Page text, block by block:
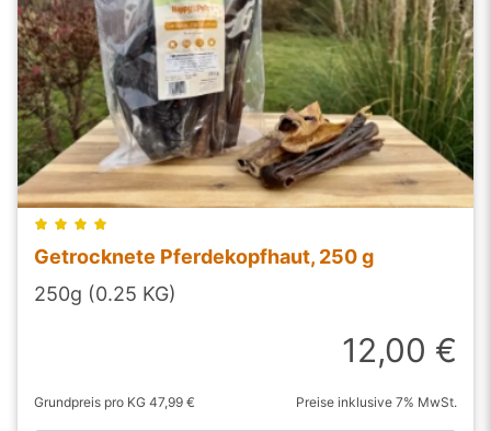
Getrocknete Pferdekopfhaut, 250 g
250g (0.25 KG)
12,00 €
Grundpreis pro KG 47,99 € Preise inklusive 7% MwSt.